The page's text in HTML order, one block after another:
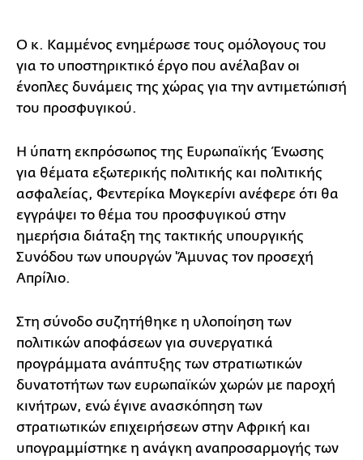
Ο κ. Καμμένος ενημέρωσε τους ομόλογους του
για το υποστηρικτικό έργο που ανέλαβαν οι
ένοπλες δυνάμεις της χώρας για την αντιμετώπισή
του προσφυγικού.
Η ύπατη εκπρόσωπος της Ευρωπαϊκής Ένωσης
για θέματα εξωτερικής πολιτικής και πολιτικής
ασφαλείας, Φεντερίκα Μογκερίνι ανέφερε ότι θα
εγγράψει το θέμα του προσφυγικού στην
ημερήσια διάταξη της τακτικής υπουργικής
Συνόδου των υπουργών 'Άμυνας τον προσεχή
Απρίλιο.
Στη σύνοδο συζητήθηκε η υλοποίηση των
πολιτικών αποφάσεων για συνεργατικά
προγράμματα ανάπτυξης των στρατιωτικών
δυνατοτήτων των ευρωπαϊκών χωρών με παροχή
κινήτρων, ενώ έγινε ανασκόπηση των
στρατιωτικών επιχειρήσεων στην Αφρική και
υπογραμμίστηκε η ανάγκη αναπροσαρμογής των